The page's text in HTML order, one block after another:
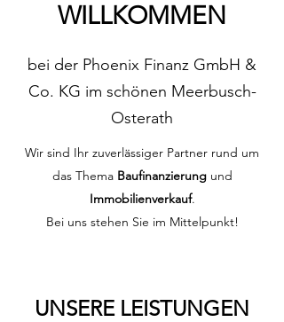
WILLKOMMEN
bei der Phoenix Finanz GmbH &
Co. KG im schönen Meerbusch-
Osterath
Wir sind Ihr zuverlässiger Partner rund um
das Thema Baufinanzierungund
Immobilienverkauf.
Bei uns stehen Sie im Mittelpunkt!
UNSERE LEISTUNGEN